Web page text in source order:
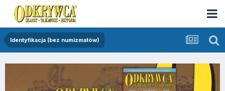
Identyfikacja (bez numizmatów)